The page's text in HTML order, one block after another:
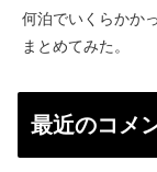
何泊でいくらかか
まとめてみた。
最近のコメ